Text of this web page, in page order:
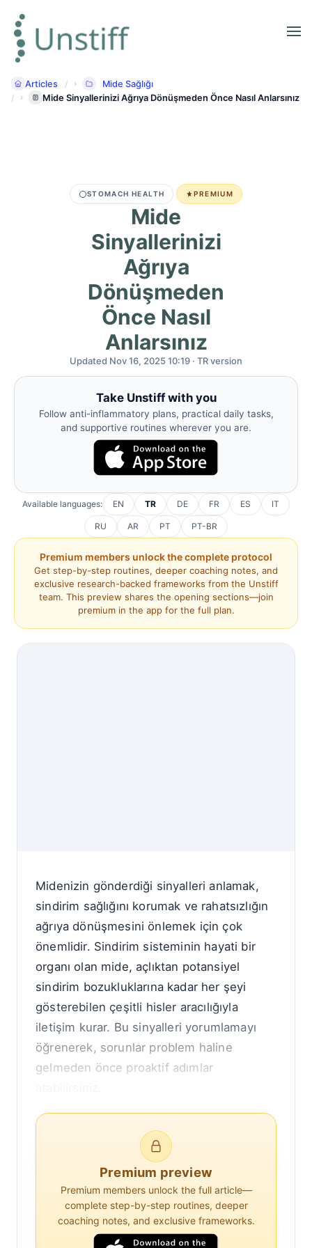
Articles
Mide Sağlığı
Mide Sinyallerinizi Ağrıya Dönüşmeden Önce Nasıl Anlarsınız
STOMACH HEALTH PREMIUM
Mide
Sinyallerinizi
Ağrıya
Dönüşmeden
Önce Nasıl
Anlarsınız
Updated Nov 16, 2025 10:19 · TR version
Take Unstiff with you
Follow anti-inflammatory plans, practical daily tasks,
and supportive routines wherever you are.
Available languages: EN TR DE FR ES IT
RU AR PT PT-BR
Premium members unlock the complete protocol
Get step-by-step routines, deeper coaching notes, and
exclusive research-backed frameworks from the Unstiff
team. This preview shares the opening sections—join
premium in the app for the full plan.
Midenizin gönderdiği sinyalleri anlamak,
sindirim sağlığını korumak ve rahatsızlığın
ağrıya dönüşmesini önlemek için çok
önemlidir. Sindirim sisteminin hayati bir
organı olan mide, açlıktan potansiyel
sindirim bozukluklarına kadar her şeyi
gösterebilen çeşitli hisler aracılığıyla
iletişim kurar. Bu sinyalleri yorumlamayı
öğrenerek, sorunlar problem haline
gelmeden önce proaktif adımlar
Mide, yemek borusu, ince bağırsak, kalın
bağırsak, karaciğer, pankreas ve safra
kesesini içeren karmaşık bir sistemin
parçasıdır. Bu organlar birlikte yiyecekleri
parçalar, besinleri emer ve atıkları dışarı
atar. Midenin birincil rolü, asit ve enzim
salgılayarak yiyecekleri sindirmektir. Ayrıca
Premium preview
Premium members unlock the full article—
complete step-by-step routines, deeper
coaching notes, and exclusive frameworks.